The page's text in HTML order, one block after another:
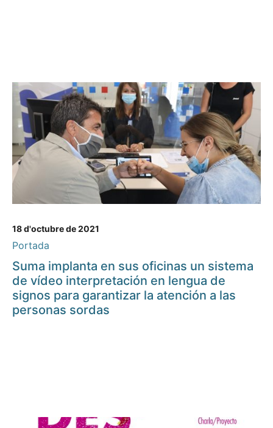
18 d'octubre de 2021
Portada
Suma implanta en sus oficinas un sistema
de vídeo interpretación en lengua de
signos para garantizar la atención a las
personas sordas